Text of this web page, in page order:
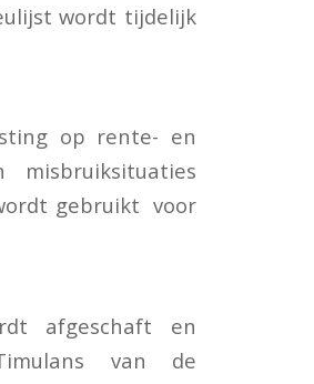
wordt tijdelijk
op rente- en
gebruikt voor
afgeschaft en
van de